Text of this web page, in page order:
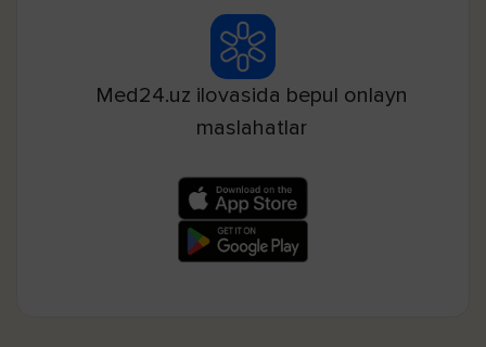
Med24.uz ilovasida bepul onlayn
maslahatlar